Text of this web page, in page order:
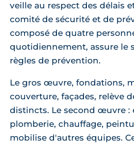
veille au respect des délais
comité de sécurité et de
composé de quatre
quotidiennement, assure le
règles de prévention.
Le gros œuvre, fondations,
couverture, façades, relève
distincts. Le second œuvre :
plomberie, chauffage,
mobilise d'autres équipes.